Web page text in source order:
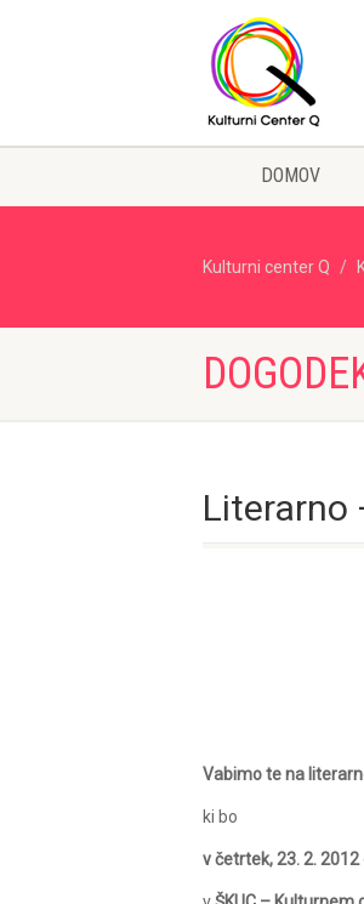
DOMOV
Kulturni center Q
Literarno
Vabimo te na
ki bo
v četrtek, 23. 2. 2012